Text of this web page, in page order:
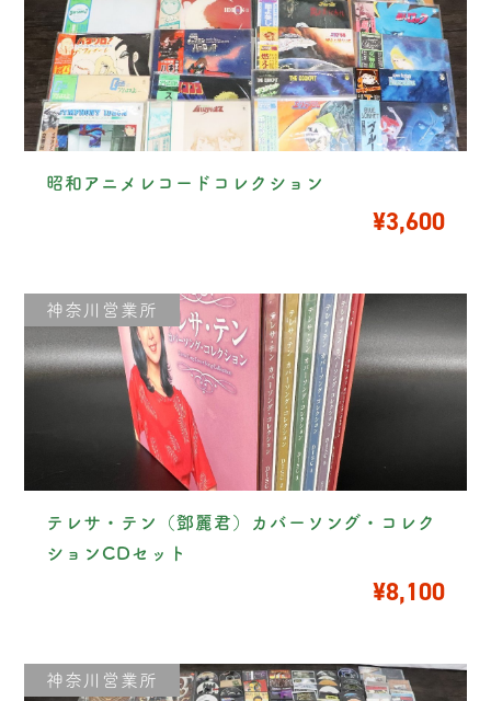
昭和アニメレコードコレクション
¥3,600
神奈川営業所
テレサ・テン（鄧麗君）カバーソング・コレク
ションCDセット
¥8,100
神奈川営業所